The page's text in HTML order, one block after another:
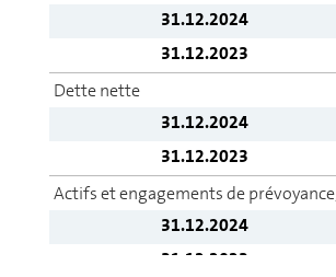
31.12.2024
31.12.2023
Dette nette
31.12.2024
31.12.2023
Actifs et en­ga­ge­ments de
31.12.2024
31.12.2023